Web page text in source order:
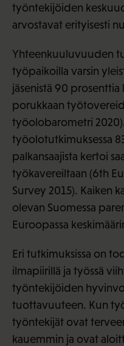
työntekijöiden
arvostavat erityisesti
Yhteenkuuluvuuden
työpaikoilla varsin
jäsenistä 90 prosenttia
porukkaan
työolobarometri
työolotutkimuksessa
palkansaajista kertoi
työkavereiltaan (6th
Survey 2015). Kaiken
olevan Suomessa
Euroopassa
Eri tutkimuksissa on
ilmapiirillä ja työssä
työntekijöiden
tuottavuuteen. Kun
työntekijät ovat
kauemmin ja ovat